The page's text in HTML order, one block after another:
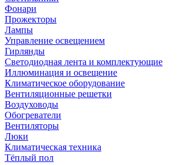
Фонари
Прожекторы
Лампы
Управление освещением
Гирлянды
Светодиодная лента и комплектующие
Иллюминация и освещение
Климатическое оборудование
Вентиляционные решетки
Воздуховоды
Обогреватели
Вентиляторы
Люки
Климатическая техника
Тёплый пол